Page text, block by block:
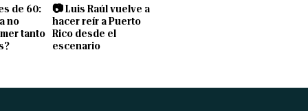
de 60:
no
tanto
📷 Luis Raúl vuelve a
hacer reír a Puerto
Rico desde el
escenario